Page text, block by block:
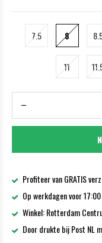
7.5 8
11
Profiteer van GRATIS
Op werkdagen voor
Winkel: Rotterdam
Door drukte bij Post NL